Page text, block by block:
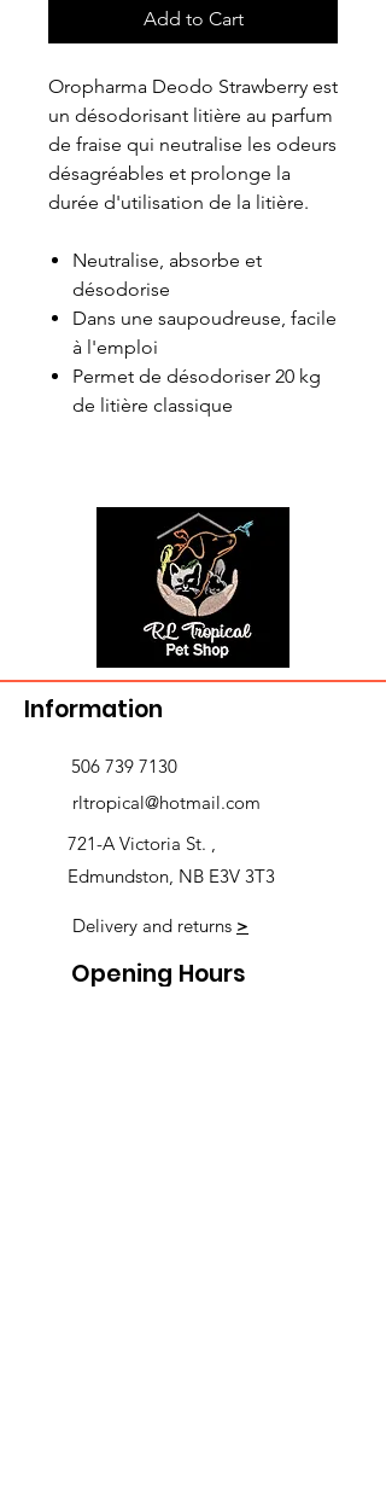
Add to Cart
Oropharma Deodo Strawberry est
un désodorisant litière au parfum
de fraise qui neutralise les odeurs
désagréables et prolonge la
durée d'utilisation de la litière.
Neutralise, absorbe et
désodorise
Dans une saupoudreuse, facile
à l'emploi
Permet de désodoriser 20 kg
de litière classique
Information
506 739 7130
rltropical@hotmail.com
721-A Victoria St. ,
Edmundston, NB E3V 3T3
Delivery and returns >
Opening Hours